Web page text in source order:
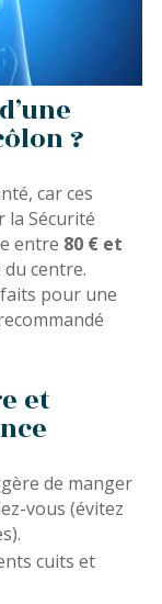
?
car ces
la Sécurité
entre 80 € et
centre.
pour une
et
de manger
vous (évitez
cuits et